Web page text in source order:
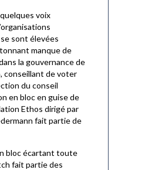
voix
sont élevées
manque de
la gouvernance de
conseillant de voter
du conseil
en bloc en guise de
Ethos dirigé par
fait partie de
bloc écartant toute
fait partie des